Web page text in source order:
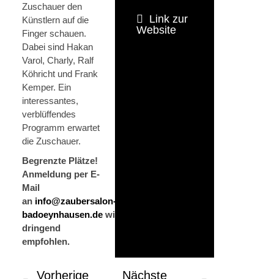
Zuschauer den
Künstlern auf die
Finger schauen.
Dabei sind Hakan
Varol, Charly, Ralf
Köhricht und Frank
Kemper. Ein
interessantes,
verblüffendes
Programm erwartet
die Zuschauer.
Begrenzte Plätze!
Anmeldung per E-
Mail
an info@zaubersalon-
badoeynhausen.de wird
dringend
empfohlen.
Link zur
Website
Vorherige
Nächste